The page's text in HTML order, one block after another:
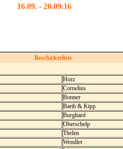
16.09. - 20.09.16
Beschickerliste
Horz
Cornelius
Bonner
Barth & Kipp
Burghard
Oberschelp
Thelen
Wendler